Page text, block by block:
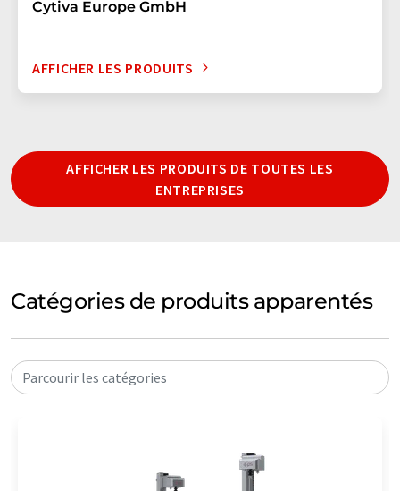
Cytiva Europe GmbH
AFFICHER LES PRODUITS
AFFICHER LES PRODUITS DE TOUTES LES
ENTREPRISES
Catégories de produits apparentés
Parcourir les catégories